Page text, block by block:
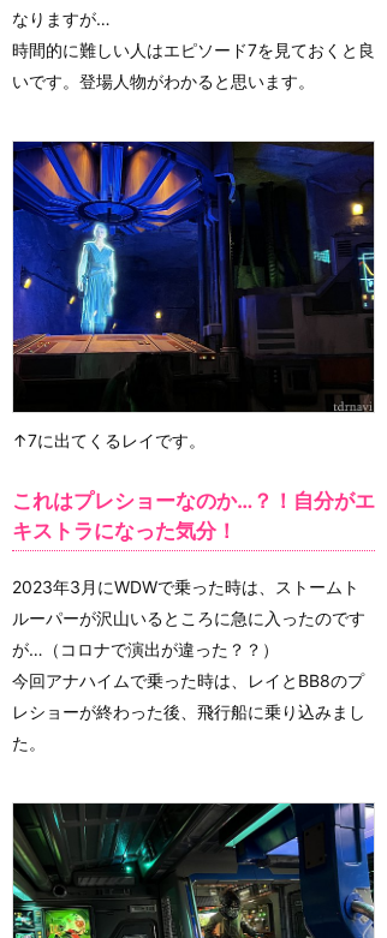
なりますが…
時間的に難しい人はエピソード7を見ておくと良
いです。登場人物がわかると思います。
↑7に出てくるレイです。
これはプレショーなのか…？！自分がエ
キストラになった気分！
2023年3月にWDWで乗った時は、ストームト
ルーパーが沢山いるところに急に入ったのです
が…（コロナで演出が違った？？）
今回アナハイムで乗った時は、レイとBB8のプ
レショーが終わった後、飛行船に乗り込みまし
た。